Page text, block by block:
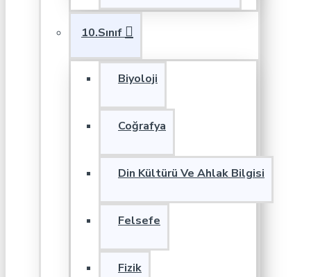
10.Sınıf
Biyoloji
Coğrafya
Din Kültürü Ve Ahlak Bilgisi
Felsefe
Fizik